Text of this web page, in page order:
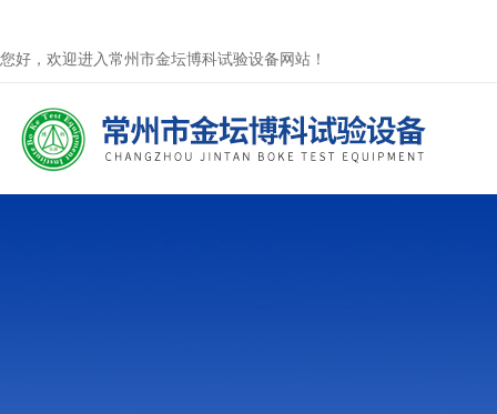
您好，欢迎进入常州市金坛博科试验设备网站！